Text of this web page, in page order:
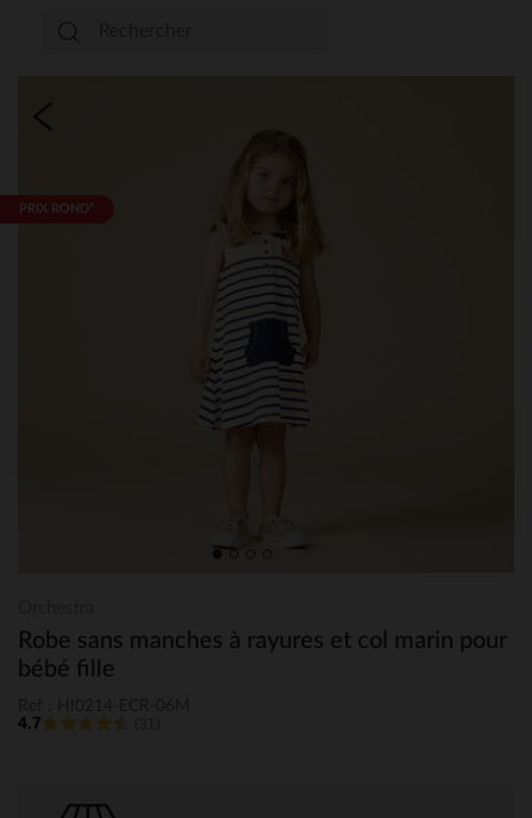
PRIX ROND*
Robe sans manches à rayures et col marin pour
bébé fille
4.7